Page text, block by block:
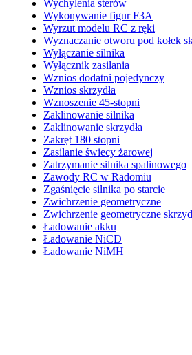
Wychylenia sterów
Wykonywanie figur F3A
Wyrzut modelu RC z ręki
Wyznaczanie otworu pod kołek
Wyłączanie silnika
Wyłącznik zasilania
Wznios dodatni pojedynczy
Wznios skrzydła
Wznoszenie 45-stopni
Zaklinowanie silnika
Zaklinowanie skrzydła
Zakręt 180 stopni
Zasilanie świecy żarowej
Zatrzymanie silnika spalinowego
Zawody RC w Radomiu
Zgaśnięcie silnika po starcie
Zwichrzenie geometryczne
Zwichrzenie geometryczne
Ładowanie akku
Ładowanie NiCD
Ładowanie NiMH